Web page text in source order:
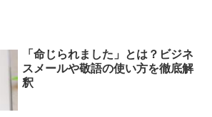
「命じられました」とは？ビジネ
スメールや敬語の使い方を徹底解
釈